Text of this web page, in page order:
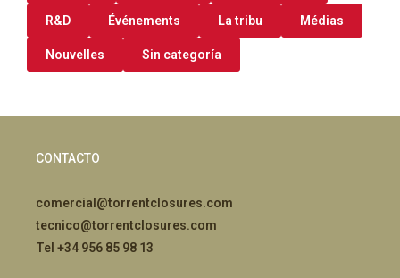
R&D Événements La tribu Médias
Nouvelles Sin categoría
CONTACTO
comercial@torrentclosures.com
tecnico@torrentclosures.com
Tel +34 956 85 98 13